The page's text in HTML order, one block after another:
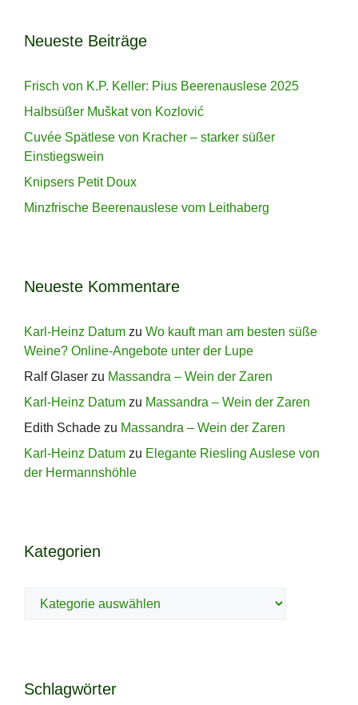
Neueste Beiträge
Frisch von K.P. Keller: Pius Beerenauslese 2025
Halbsüßer Muškat von Kozlović
Cuvée Spätlese von Kracher – starker süßer
Einstiegswein
Knipsers Petit Doux
Minzfrische Beerenauslese vom Leithaberg
Neueste Kommentare
Karl-Heinz Datum zu Wo kauft man am besten süße
Weine? Online-Angebote unter der Lupe
Ralf Glaser zu Massandra – Wein der Zaren
Karl-Heinz Datum zu Massandra – Wein der Zaren
Edith Schade zu Massandra – Wein der Zaren
Karl-Heinz Datum zu Elegante Riesling Auslese von
der Hermannshöhle
Kategorien
Kategorien
Schlagwörter